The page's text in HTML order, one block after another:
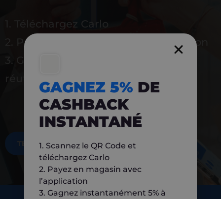
1. Téléchargez Carlo
2. Payez en magasin avec l’application
3. Gagnez instantanément 5 % à
réutiliser
TÉLÉCHARGEZ MAINTENANT
GAGNEZ 5% DE
CASHBACK
INSTANTANÉ
1. Scannez le QR Code et
téléchargez Carlo
2. Payez en magasin avec
l’application
3. Gagnez instantanément 5% à